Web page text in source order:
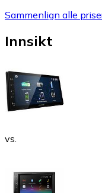
Sammenlign alle
Innsikt
vs.